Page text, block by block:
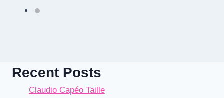
Recent Posts
Claudio Capéo Taille